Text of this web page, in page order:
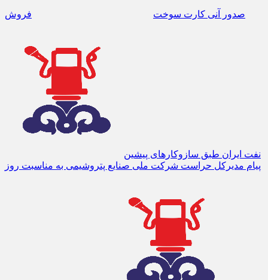
صدور آنی کارت سوخت فروش
نفت ایران طبق سازوکارهای پیشین
پیام مدیرکل حراست شرکت ملی صنایع پتروشیمی به مناسبت روز